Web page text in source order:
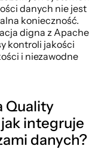
danych nie jest
konieczność.
digna z Apache
kontroli jakości
i niezawodne
Quality
integruje
danych?